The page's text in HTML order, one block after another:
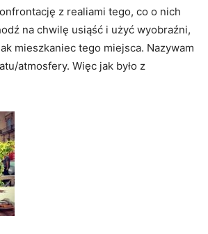
z realiami tego, co o nich
na chwilę usiąść i użyć wyobraźni,
mieszkaniec tego miejsca. Nazywam
atmosfery. Więc jak było z